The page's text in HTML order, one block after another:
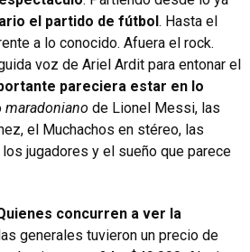
el partido de fútbol. Hasta el
a lo conocido. Afuera el rock.
voz de Ariel Ardit para entonar el
pareciera estar en lo
maradoniano de Lionel Messi, las
el Muchachos en stéreo, las
jugadores y el sueño que parece
concurren a ver la
generales tuvieron un precio de